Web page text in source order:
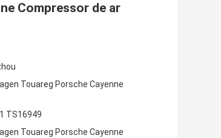
Compressor de ar
Touareg Porsche Cayenne
TS16949
Touareg Porsche Cayenne